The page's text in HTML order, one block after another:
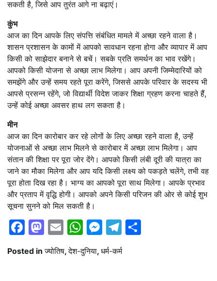
सकती है, जिसे आप तुरंत आगे ना बढ़ाएं।
कुंभ
आज का दिन आपके लिए संपत्ति संबंधित मामले में अच्छा रहने वाला है।
शासन प्रशासन के कामों में आपको सावधान रहना होगा और व्यापार में आप
किसी को साझेदार बनाने से बचें। सबके प्रति समर्थन का भाव रखेंगे।
आपको किसी योजना से अच्छा लाभ मिलेगा। आप अपनी जिम्मेदारियों को
समझेंगे और उन्हें समय रहते पूरा करेंगे, जिससे आपके परिवार के सदस्य भी
आपसे प्रसन्न रहेंगे, जो विद्यार्थी विदेश जाकर शिक्षा ग्रहण करना चाहते हैं,
उन्हें कोई अच्छा अवसर हाथ लग सकता है।
मीन
आज का दिन कारोबार कर रहे लोगों के लिए अच्छा रहने वाला है, उन्हें
योजनाओं से अच्छा लाभ मिलने से कारोबार में अच्छा लाभ मिलेगा। आप
संतान की शिक्षा पर पूरा जोर देंगे। आपको किसी लंबी दूरी की यात्रा का
जाने का मौका मिलेगा और आप यदि किसी लक्ष्य को पकड़ते चलेंगे, तभी वह
पूरा होता दिख रहा है। भाग्य का आपको पूरा साथ मिलेगा। आपके प्रभाव
और प्रताप में वृद्धि होगी। आपको अपने किसी परिजन की ओर से कोई शुभ
सूचना सुनने को मिल सकती है।
Facebook
Mastodon
EmailWhatsApp
Messenger
Telegram
Posted inज्योतिष,देश-दुनिया, धर्म-कर्म